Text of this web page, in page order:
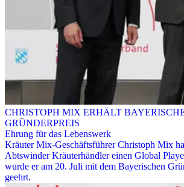
CHRISTOPH MIX ERHÄLT
GRÜNDERPREIS
Ehrung für das Lebenswerk
Kräuter Mix-Geschäftsführer Christoph Mix
Abtswinder Kräuterhändler einen Global
wurde er am 20. Juli mit dem Bayerischen
geehrt.